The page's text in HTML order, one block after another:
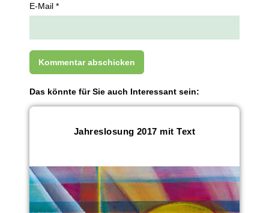
E-Mail *
Das könnte für Sie auch Interessant sein:
Jahreslosung 2017 mit Text